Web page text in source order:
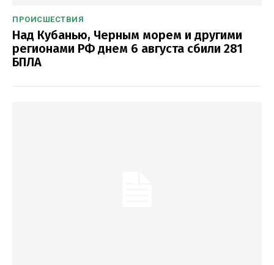
ПРОИСШЕСТВИЯ
Над Кубанью, Черным морем и другими
регионами РФ днем 6 августа сбили 281
БПЛА